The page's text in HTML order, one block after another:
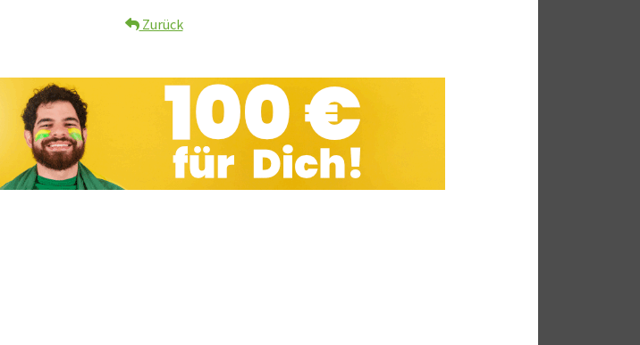
Zurück